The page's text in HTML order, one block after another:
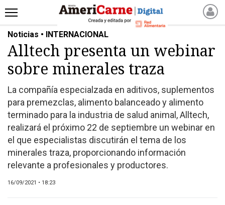
INICIO
NOTICIAS RECIENTES
NOTICIAS
PRODUCCIÓN
PROCESO
PRODUCTO
NUEVOS PRODUCTOS
MARKETPLACE
REVISTAS
REVISTAS
Noticias • INTERNACIONAL
Alltech presenta un webinar
sobre minerales traza
La compañía especialzada en aditivos, suplementos
para premezclas, alimento balanceado y alimento
terminado para la industria de salud animal, Alltech,
realizará el próximo 22 de septiembre un webinar en
el que especialistas discutirán el tema de los
minerales traza, proporcionando información
relevante a profesionales y productores.
16/09/2021 • 18:23